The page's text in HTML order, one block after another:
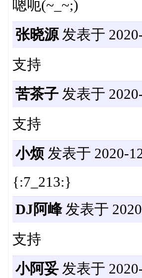
嗯呃(~_~;)
张晓源发表于
支持
苦茶子发表于
支持
小烦发表于 2020-
{:7_213:}
DJ阿峰发表于
支持
小阿妥发表于